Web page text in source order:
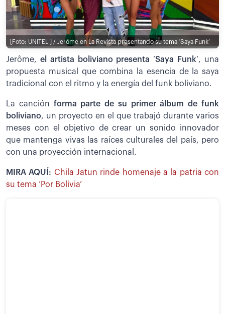
[Foto: UNITEL ] / Jerôme en La Revista presentando su tema ‘Saya Funk’
Jerôme, el artista boliviano presenta ‘Saya Funk’, una
propuesta musical que combina la esencia de la saya
tradicional con el ritmo y la energía del funk boliviano.
La canción forma parte de su primer álbum de funk
boliviano, un proyecto en el que trabajó durante varios
meses con el objetivo de crear un sonido innovador
que mantenga vivas las raíces culturales del país, pero
con una proyección internacional.
MIRA AQUÍ: Chila Jatun rinde homenaje a la patria con
su tema ‘Por Bolivia’